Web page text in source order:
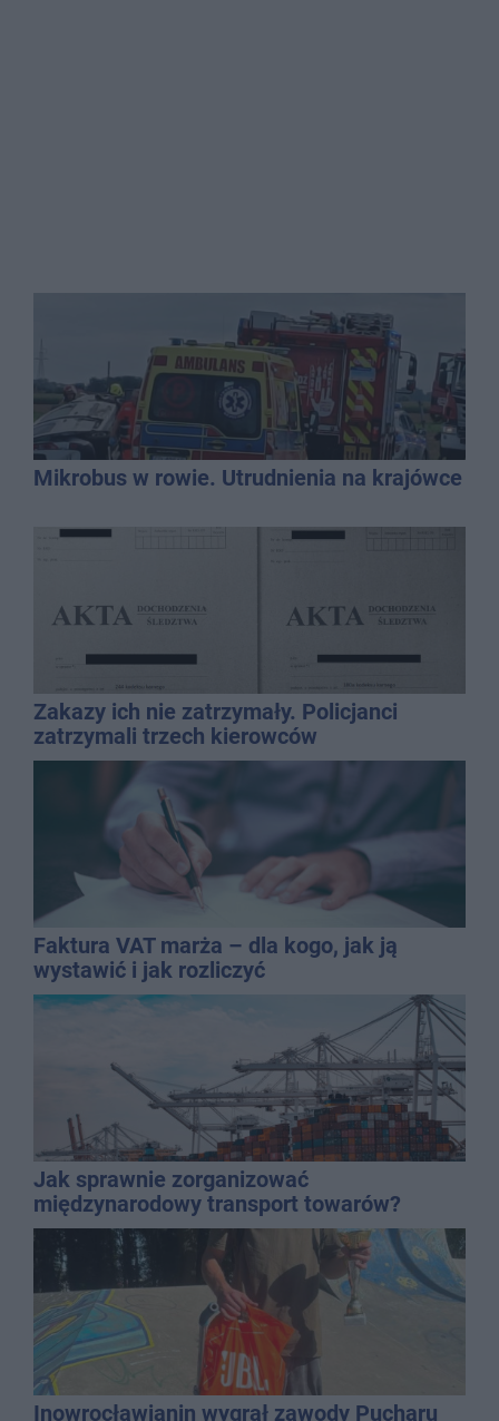
Mikrobus w rowie. Utrudnienia na krajówce
Zakazy ich nie zatrzymały. Policjanci
zatrzymali trzech kierowców
Faktura VAT marża – dla kogo, jak ją
wystawić i jak rozliczyć
Jak sprawnie zorganizować
międzynarodowy transport towarów?
Inowrocławianin wygrał zawody Pucharu